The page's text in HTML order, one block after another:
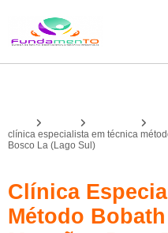
clínica especialista em técnica
Bosco La (Lago Sul)
Clínica
Método